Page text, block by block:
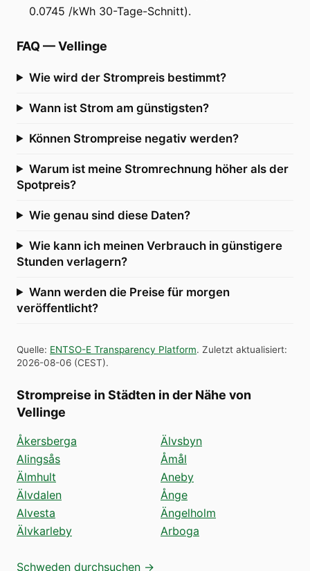
0.0745 /kWh 30-Tage-Schnitt).
FAQ —Vellinge
Wie wird der Strompreis bestimmt?
Wann ist Strom am günstigsten?
Können Strompreise negativ werden?
Warum ist meine Stromrechnung höher als der
Spotpreis?
Wie genau sind diese Daten?
Wie kann ich meinen Verbrauch in günstigere
Stunden verlagern?
Wann werden die Preise für morgen
veröffentlicht?
Quelle: ENTSO-E Transparency Platform. Zuletzt aktualisiert:
2026-08-06 (CEST).
Strompreise in Städten in der Nähe von
Vellinge
Åkersberga
Alingsås
Älmhult
Älvdalen
Alvesta
Älvkarleby
Älvsbyn
Åmål
Aneby
Ånge
Ängelholm
Arboga
Schweden durchsuchen →